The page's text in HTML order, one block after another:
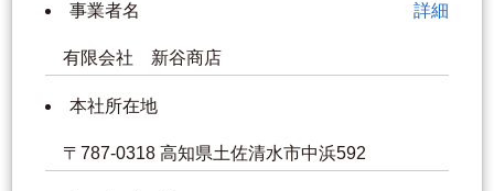
事業者名 詳細
有限会社 新谷商店
本社所在地
〒787-0318 高知県土佐清水市中浜592